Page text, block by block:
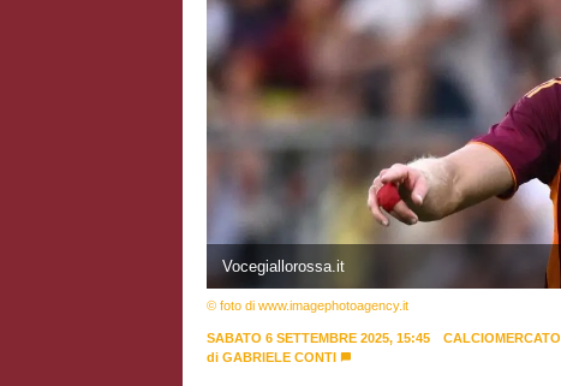
Vocegiallorossa.it
© foto di www.imagephotoagency.it
SABATO 6 SETTEMBRE 2025, 15:45
CALCIOMERCATO
di GABRIELE CONTI